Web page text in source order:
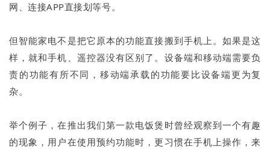
网、连接APP直接划等号。
但智能家电不是把它原本的功能直接搬到手机上。如果是这
样，就和手机、遥控器没有区别了。设备端和移动端需要负
责的功能有所不同，移动端承载的功能要比设备端更为复
杂。
举个例子，在推出我们第一款电饭煲时曾经观察到一个有趣
的现象，用户在使用预约功能时，更习惯在手机上操作，来